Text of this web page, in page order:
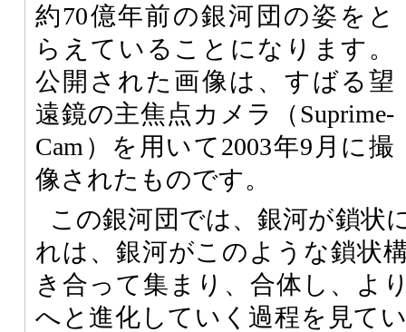
約70億年前の銀河団の姿をと
らえていることになります。
公開された画像は、すばる望
遠鏡の主焦点カメラ（Suprime-
Cam）を用いて2003年9月に撮
像されたものです。
この銀河団では、銀河が鎖状
れは、銀河がこのような鎖状
き合って集まり、合体し、よ
へと進化していく過程を見て